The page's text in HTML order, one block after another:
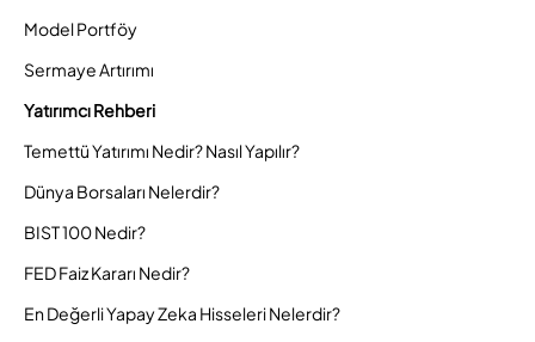
Model Portföy
Sermaye Artırımı
Yatırımcı Rehberi
Temettü Yatırımı Nedir? Nasıl Yapılır?
Dünya Borsaları Nelerdir?
BIST 100 Nedir?
FED Faiz Kararı Nedir?
En Değerli Yapay Zeka Hisseleri Nelerdir?